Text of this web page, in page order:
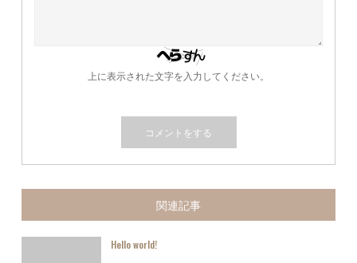
上に表示された文字を入力してください。
関連記事
Hello world!